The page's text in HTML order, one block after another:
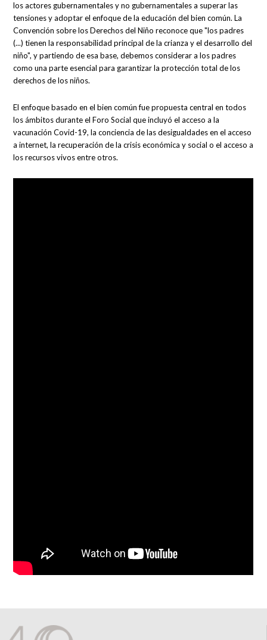
los actores gubernamentales y no gubernamentales a superar las
tensiones y adoptar el enfoque de la educación del bien común. La
Convención sobre los Derechos del Niño reconoce que "los padres
(...) tienen la responsabilidad principal de la crianza y el desarrollo del
niño", y partiendo de esa base, debemos considerar a los padres
como una parte esencial para garantizar la protección total de los
derechos de los niños.
El enfoque basado en el bien común fue propuesta central en todos
los ámbitos durante el Foro Social que incluyó el acceso a la
vacunación Covid-19, la conciencia de las desigualdades en el acceso
a internet, la recuperación de la crisis económica y social o el acceso a
los recursos vivos entre otros.